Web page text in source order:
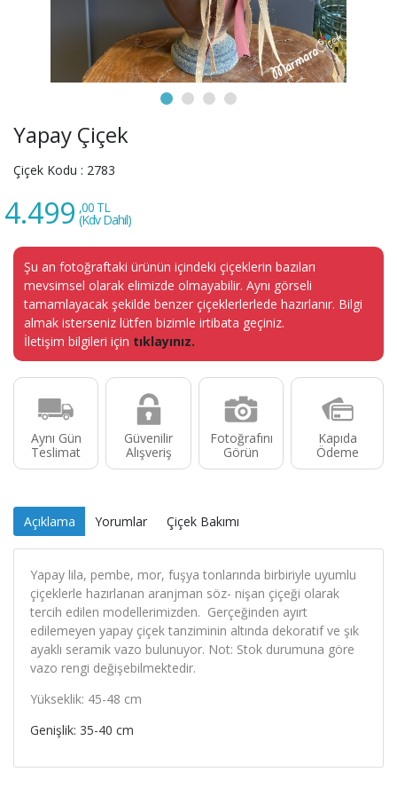
Yapay Çiçek
Çiçek Kodu : 2783
4.499 ,00 TL
(Kdv Dahil)
Şu an fotoğraftaki ürünün içindeki çiçeklerin bazıları
mevsimsel olarak elimizde olmayabilir. Aynı görseli
tamamlayacak şekilde benzer çiçeklerlerlede hazırlanır. Bilgi
almak isterseniz lütfen bizimle irtibata geçiniz.
İletişim bilgileri için tıklayınız.
Aynı Gün
Teslimat
Güvenilir
Alışveriş
Fotoğrafını
Görün
Kapıda
Ödeme
Açıklama Yorumlar Çiçek Bakımı
Yapay lila, pembe, mor, fuşya tonlarında birbiriyle uyumlu
çiçeklerle hazırlanan aranjman söz- nişan çiçeği olarak
tercih edilen modellerimizden. Gerçeğinden ayırt
edilemeyen yapay çiçek tanziminin altında dekoratif ve şık
ayaklı seramik vazo bulunuyor. Not: Stok durumuna göre
vazo rengi değişebilmektedir.
Yükseklik: 45-48 cm
Genişlik: 35-40 cm